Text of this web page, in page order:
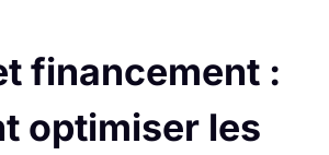
financement :
optimiser les